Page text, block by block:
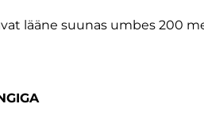
lääne suunas umbes 200